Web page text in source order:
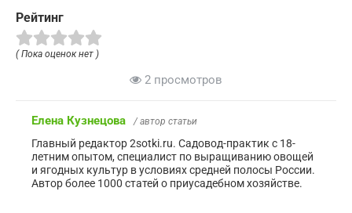
Рейтинг
( Пока оценок нет )
2 просмотров
Елена Кузнецова / автор статьи
Главный редактор 2sotki.ru. Садовод-практик с 18-
летним опытом, специалист по выращиванию овощей
и ягодных культур в условиях средней полосы России.
Автор более 1000 статей о приусадебном хозяйстве.